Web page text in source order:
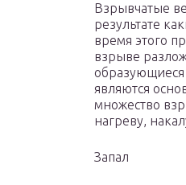
Взрывчатые
результате
время этого
взрыве
образующиеся
являются
множество
нагреву,
Запал